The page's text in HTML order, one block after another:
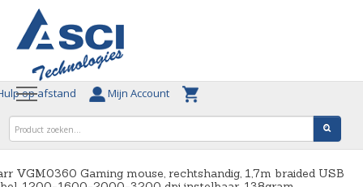
op afstand Mijn Account
VGM0360 Gaming mouse, rechtshandig, 1,7m braided USB